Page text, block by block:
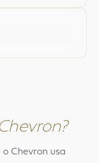
Chevron usa